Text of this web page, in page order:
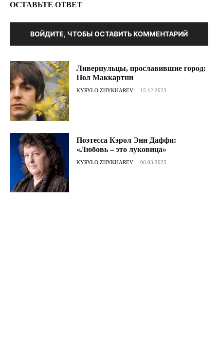
ОСТАВЬТЕ ОТВЕТ
ВОЙДИТЕ, ЧТОБЫ ОСТАВИТЬ КОММЕНТАРИЙ
Ливерпульцы, прославившие город:
Пол Маккартни
KYRYLO ZHYKHAREV - 15.12.2023
Поэтесса Кэрол Энн Даффи:
«Любовь – это луковица»
KYRYLO ZHYKHAREV - 06.03.2025